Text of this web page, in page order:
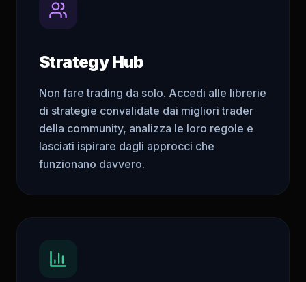
Strategy Hub
Non fare trading da solo. Accedi alle librerie
di strategie convalidate dai migliori trader
della community, analizza le loro regole e
lasciati ispirare dagli approcci che
funzionano davvero.